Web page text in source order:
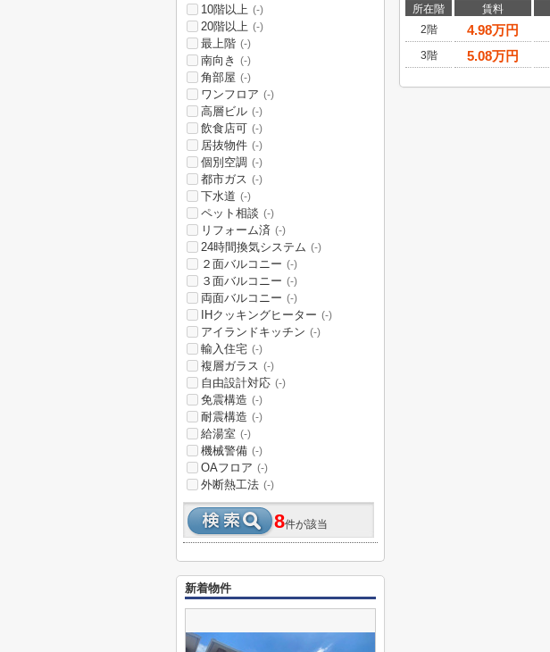
所在階 賃料
2階
4.98万円
3階
5.08万円
10階以上 (-)
20階以上 (-)
最上階 (-)
南向き (-)
角部屋 (-)
ワンフロア (-)
高層ビル (-)
飲食店可 (-)
居抜物件 (-)
個別空調 (-)
都市ガス (-)
下水道 (-)
ペット相談 (-)
リフォーム済 (-)
24時間換気システム (-)
２面バルコニー (-)
３面バルコニー (-)
両面バルコニー (-)
IHクッキングヒーター (-)
アイランドキッチン (-)
輸入住宅 (-)
複層ガラス (-)
自由設計対応 (-)
免震構造 (-)
耐震構造 (-)
給湯室 (-)
機械警備 (-)
OAフロア (-)
外断熱工法 (-)
8件が該当
新着物件